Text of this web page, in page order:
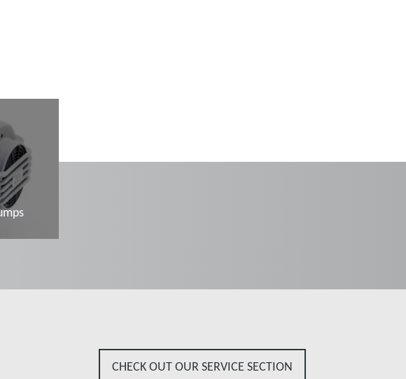
CHECK OUT OUR SERVICE SECTION